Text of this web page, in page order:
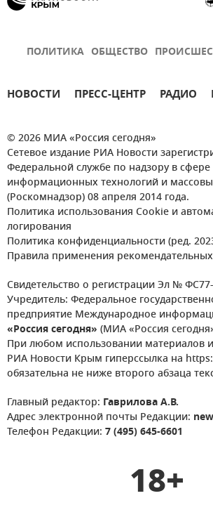
ПОЛИТИКА ОБЩЕСТВО
НОВОСТИ ПРЕСС-ЦЕНТР РАДИО
© 2026 МИА «Россия сегодня»
Сетевое издание РИА Новости
Федеральной службе по надзору в сфере
информационных технологий и
(Роскомнадзор) 08 апреля 2014 года.
Политика использования Cookie и
логирования
Политика конфиденциальности (ред.
Правила применения
Свидетельство о регистрации Эл №
Учредитель: Федеральное
предприятие Международное
«Россия сегодня» (МИА «Россия
При любом использовании материалов
РИА Новости Крым гиперссылка на
обязательна не ниже второго абзаца
Главный редактор: Гаврилова А.В.
Адрес электронной почты Редакции:
Телефон Редакции: 7 (495) 645-6601
18+